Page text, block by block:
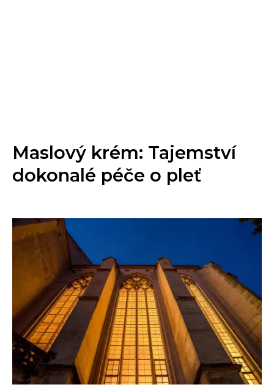
Maslový krém: Tajemství
dokonalé péče o pleť